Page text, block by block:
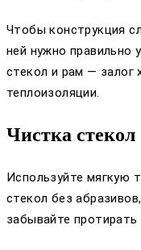
Чтобы конструкция
ней нужно правильно
стекол и рам — залог
теплоизоляции.
Чистка стекол
Используйте мягкую
стекол без
забывайте